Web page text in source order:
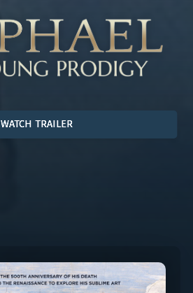
WATCH TRAILER